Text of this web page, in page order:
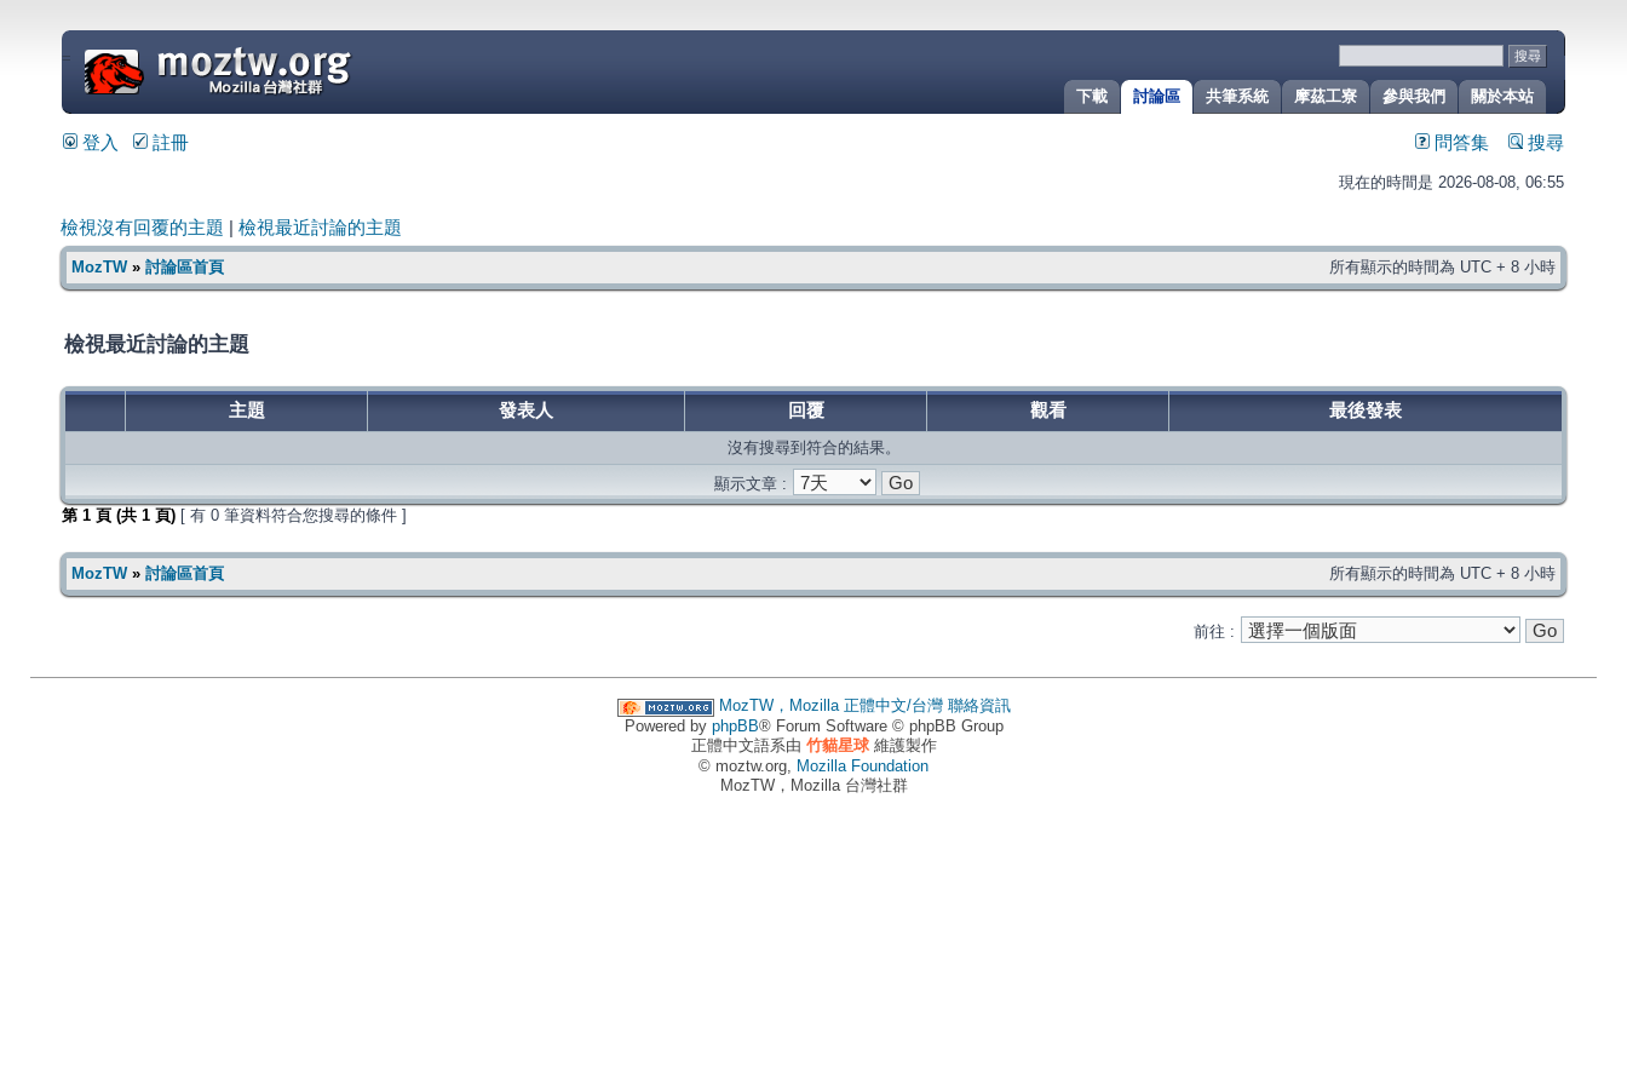
關於本站
參與我們
摩茲工寮
共筆系統
討論區
下載
=
登入 註冊 問答集 搜尋
現在的時間是 2026-08-08, 06:55
檢視沒有回覆的主題 檢視最近討論的主題
MozTW» 討論區首頁 所有顯示的時間為 UTC + 8 小時
檢視最近討論的主題
主題 發表人 回覆 觀看 最後發表
沒有搜尋到符合的結果。
顯示文章 :
第 1 頁 (共 1 頁) [ 有 0 筆資料符合您搜尋的條件 ]
MozTW» 討論區首頁 所有顯示的時間為 UTC + 8 小時
前往 :
MozTW，Mozilla 正體中文/台灣 聯絡資訊
Powered by phpBB® Forum Software © phpBB Group
正體中文語系由 竹貓星球維護製作
© moztw.org, Mozilla Foundation
MozTW，Mozilla 台灣社群